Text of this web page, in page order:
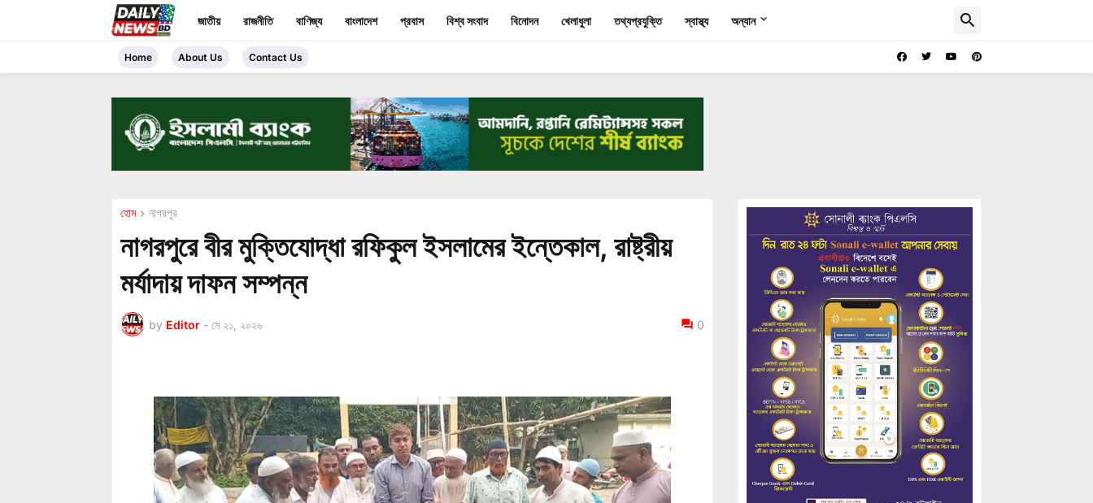
জাতীয় রাজনীতি বাণিজ্য বাংলাদেশ প্রবাস বিশ্ব সংবাদ বিনোদন খেলাধুলা তথ্যপ্রযুক্তি স্বাস্থ্য অন্যান
Home About Us Contact Us
হোম নাগরপুর
নাগরপুরে বীর মুক্তিযোদ্ধা রফিকুল ইসলামের ইন্তেকাল, রাষ্ট্রীয়
মর্যাদায় দাফন সম্পন্ন
by Editor - মে ২১, ২০২৬ 0